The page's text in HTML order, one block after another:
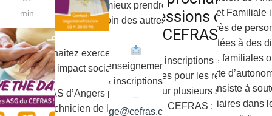
sessions du
CEFRAS
Les inscriptions sont
ouvertes pour les rentrées
2026 sur plusieurs sites du
CEFRAS :
Sociale et Familiale
auprès de
confrontées à des
sociales, familiales
une perte
rôle consiste à
bénéficiaires dans
mieux prendre
soin des autres !
Renseignements
& inscriptions :
–
siege@cefras.com
Vous souhaitez exercer un métier à
fort impact social ?
Le CEFRAS d’Angers propose la
formation Technicien de l’Intervention
min